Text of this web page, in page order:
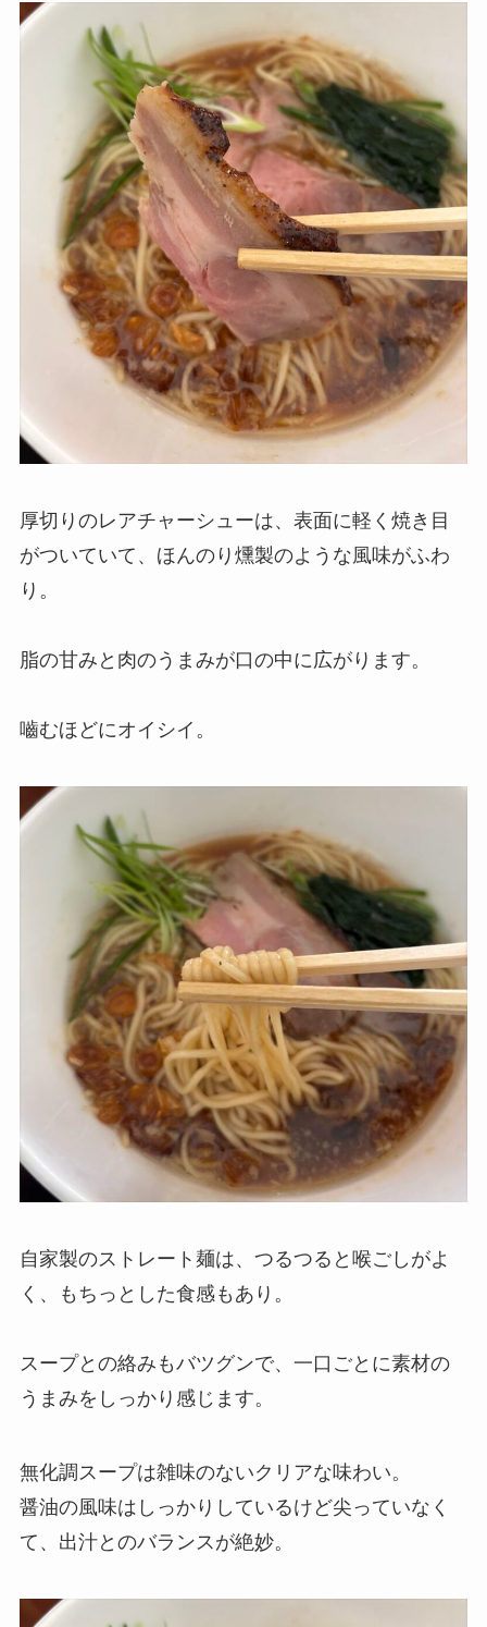
厚切りのレアチャーシューは、表面に軽く焼き目
がついていて、ほんのり燻製のような風味がふわ
り。
脂の甘みと肉のうまみが口の中に広がります。
嚙むほどにオイシイ。
自家製のストレート麺は、つるつると喉ごしがよ
く、もちっとした食感もあり。
スープとの絡みもバツグンで、一口ごとに素材の
うまみをしっかり感じます。
無化調スープは雑味のないクリアな味わい。
醤油の風味はしっかりしているけど尖っていなく
て、出汁とのバランスが絶妙。